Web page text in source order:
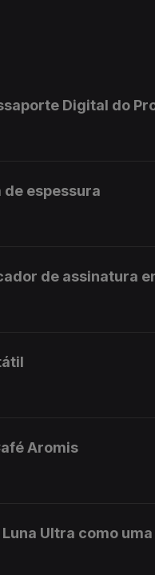
Digital do
espessura
de assinatura
Aromis
Ultra como